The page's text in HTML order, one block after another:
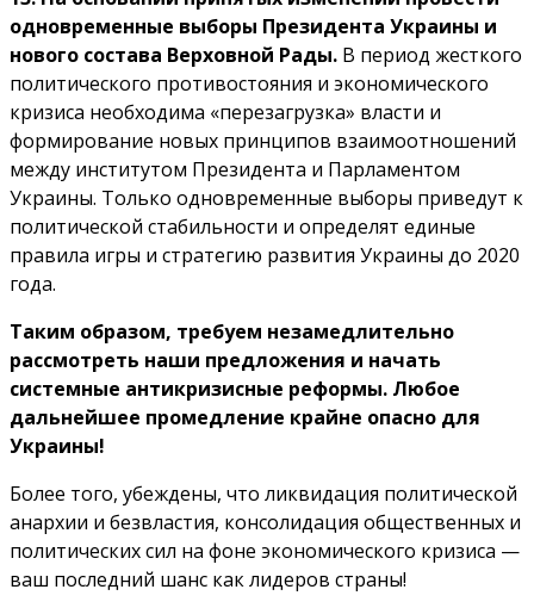
одновременные выборы Президента Украины и
нового состава Верховной Рады. В период жесткого
политического противостояния и экономического
кризиса необходима «перезагрузка» власти и
формирование новых принципов взаимоотношений
между институтом Президента и Парламентом
Украины. Только одновременные выборы приведут к
политической стабильности и определят единые
правила игры и стратегию развития Украины до 2020
года.
Таким образом, требуем незамедлительно
рассмотреть наши предложения и начать
системные антикризисные реформы. Любое
дальнейшее промедление крайне опасно для
Украины!
Более того, убеждены, что ликвидация политической
анархии и безвластия, консолидация общественных и
политических сил на фоне экономического кризиса —
ваш последний шанс как лидеров страны!